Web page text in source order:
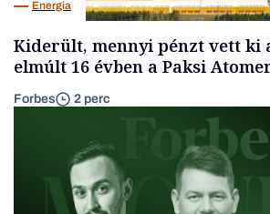
Energia
Kiderült, mennyi pénzt vett ki
elmúlt 16 évben a Paksi
Forbes 2 perc